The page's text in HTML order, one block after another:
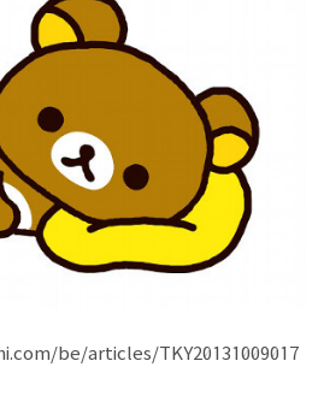
be/articles/TKY20131009017